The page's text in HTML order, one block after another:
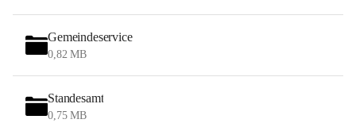
Gemeindeservice
0,82 MB
Standesamt
0,75 MB